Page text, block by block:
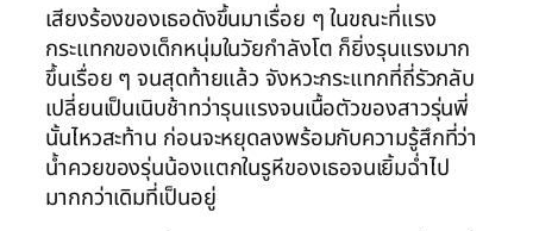
เสียงร้องของเธอดังขึ้นมาเรื่อย ๆ ในขณะที่แรง
กระแทกของเด็กหนุ่มในวัยกำลังโต ก็ยิ่งรุนแรงมาก
ขึ้นเรื่อย ๆ จนสุดท้ายแล้ว จังหวะกระแทกที่ถี่รัวกลับ
เปลี่ยนเป็นเนิบช้าทว่ารุนแรงจนเนื้อตัวของสาวรุ่นพี่
นั้นไหวสะท้าน ก่อนจะหยุดลงพร้อมกับความรู้สึกที่ว่า
น้ำควยของรุ่นน้องแตกในรูหีของเธอจนเยิ้มฉ่ำไป
มากกว่าเดิมที่เป็นอยู่